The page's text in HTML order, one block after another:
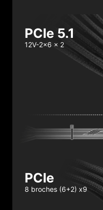
PCIe 5.1
12V-2x6 x 2
PCIe
8 broches (6+2) x9